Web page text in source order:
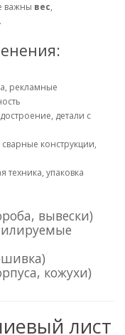
важны вес,
.
рекламные
детали с
конструкции,
техника, упаковка
вывески)
кожухи)
лист